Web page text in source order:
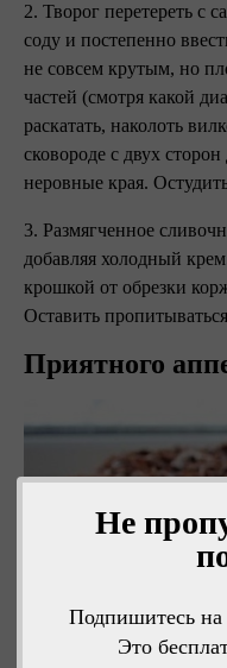
Не
Подпишитесь на
Это
2. Творог перетереть с
соду и постепенно
не совсем крутым, но
частей (смотря какой
раскатать, наколоть
сковороде с двух
неровные края.
3. Размягченное
добавляя холодный
крошкой от обрезки
Оставить
Приятного